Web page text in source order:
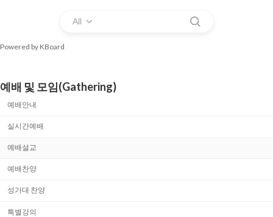
All
Powered by KBoard
예배 및 모임(Gathering)
예배안내
실시간예배
예배설교
예배찬양
성가대 찬양
특별강의